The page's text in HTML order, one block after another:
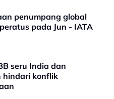
penumpang global
pada Jun - IATA
seru India dan
hindari konflik